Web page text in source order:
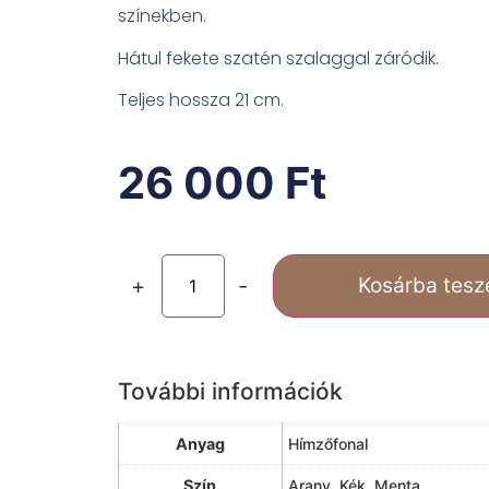
színekben.
Hátul fekete szatén szalaggal záródik.
Teljes hossza 21 cm.
26 000 Ft
+ - Kosárba
További információk
Anyag Hímzőfonal